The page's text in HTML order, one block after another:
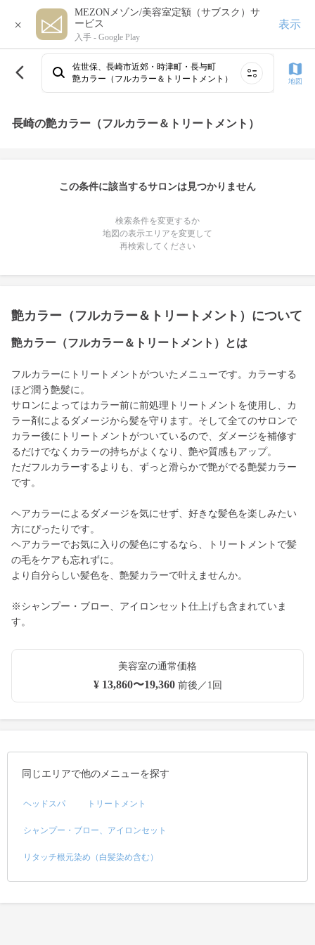
×
MEZONメゾン/美容室定額（サブスク）サ
ービス
入手 - Google Play
表示
佐世保、長崎市近郊・時津町・長与町
艶カラー（フルカラー＆トリートメント）
地図
長崎の艶カラー（フルカラー＆トリートメント）
この条件に該当するサロンは見つかりません
検索条件を変更するか
地図の表示エリアを変更して
再検索してください
艶カラー（フルカラー＆トリートメント）について
艶カラー（フルカラー＆トリートメント）とは
フルカラーにトリートメントがついたメニューです。カラーする
ほど潤う艶髪に。
サロンによってはカラー前に前処理トリートメントを使用し、カ
ラー剤によるダメージから髪を守ります。そして全てのサロンで
カラー後にトリートメントがついているので、ダメージを補修す
るだけでなくカラーの持ちがよくなり、艶や質感もアップ。
ただフルカラーするよりも、ずっと滑らかで艶がでる艶髪カラー
です。
ヘアカラーによるダメージを気にせず、好きな髪色を楽しみたい
方にぴったりです。
ヘアカラーでお気に入りの髪色にするなら、トリートメントで髪
の毛をケアも忘れずに。
より自分らしい髪色を、艶髪カラーで叶えませんか。
※シャンプー・ブロー、アイロンセット仕上げも含まれていま
す。
美容室の通常価格
¥ 13,860〜19,360前後／1回
同じエリアで他のメニューを探す
ヘッドスパ トリートメント
シャンプー・ブロー、アイロンセット
リタッチ根元染め（白髪染め含む）